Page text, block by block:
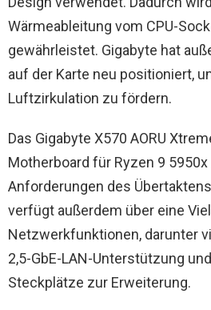
Wärmeableitung vom CPU-
gewährleistet. Gigabyte hat
auf der Karte neu positioniert,
Luftzirkulation zu fördern.
Das Gigabyte X570 AORU
Motherboard für Ryzen 9
Anforderungen des
verfügt außerdem über eine
Netzwerkfunktionen, darunter
2,5-GbE-LAN-Unterstützung
Steckplätze zur Erweiterung.